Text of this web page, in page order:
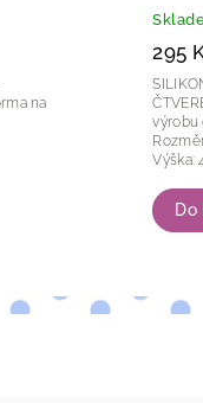
295
Do
ČTVEREC Čtvercová
výrobu
Výška: